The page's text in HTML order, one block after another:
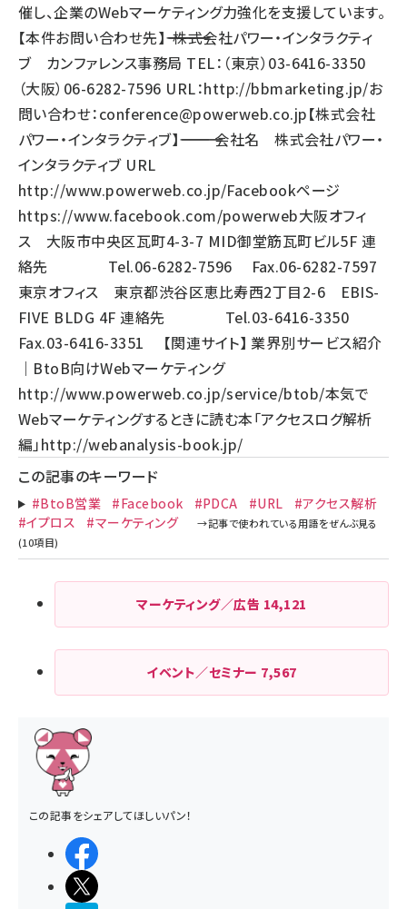
催し、企業のWebマーケティング力強化を支援しています。
【本件お問い合わせ先】――――――――――――――――――――― 株式会社パワー・インタラクティ
ブ カンファレンス事務局 TEL：（東京）03-6416-3350
（大阪）06-6282-7596 URL：http://bbmarketing.jp/お
問い合わせ：conference@powerweb.co.jp【株式会社
パワー・インタラクティブ】―――――――――――――― 会社名 株式会社パワー・
インタラクティブ URL
http://www.powerweb.co.jp/Facebookページ
https://www.facebook.com/powerweb大阪オフィ
ス 大阪市中央区瓦町4-3-7 MID御堂筋瓦町ビル5F 連
絡先 Tel.06-6282-7596 Fax.06-6282-7597
東京オフィス 東京都渋谷区恵比寿西2丁目2-6 EBIS-
FIVE BLDG 4F 連絡先 Tel.03-6416-3350
Fax.03-6416-3351 【関連サイト】 業界別サービス紹介
｜BtoB向けWebマーケティング
http://www.powerweb.co.jp/service/btob/本気で
Webマーケティングするときに読む本「アクセスログ解析
編」http://webanalysis-book.jp/
この記事のキーワード
#BtoB営業 #Facebook #PDCA #URL
#アクセス解析
#イプロス
#マーケティング
マーケティング／広告 14,121
イベント／セミナー 7,567
この記事をシェアしてほしいパン！